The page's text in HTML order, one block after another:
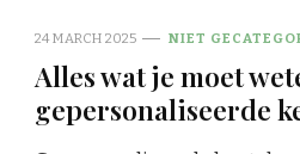
24 MARCH 2025 NIET
Alles wat je moet
gepersonaliseerde